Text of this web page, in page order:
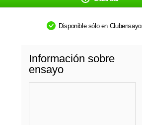
Disponible sólo en
Información sobre
ensayo